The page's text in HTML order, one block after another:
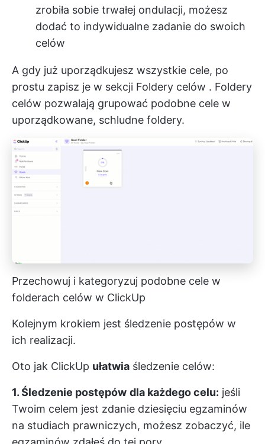
zrobiła sobie trwałej ondulacji, możesz
dodać to indywidualne zadanie do swoich
celów
A gdy już uporządkujesz wszystkie cele, po
prostu zapisz je w sekcji Foldery celów . Foldery
celów pozwalają grupować podobne cele w
uporządkowane, schludne foldery.
Przechowuj i kategoryzuj podobne cele w
folderach celów w ClickUp
Kolejnym krokiem jest śledzenie postępów w
ich realizacji.
Oto jak ClickUp ułatwia śledzenie celów:
1. Śledzenie postępów dla każdego celu: jeśli
Twoim celem jest zdanie dziesięciu egzaminów
na studiach prawniczych, możesz zobaczyć, ile